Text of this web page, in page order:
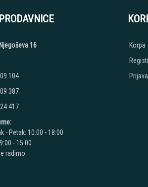
16
104
387
417
- Petak: 10:00 - 18:00
- 15:00
radimo
Korpa
Prijava